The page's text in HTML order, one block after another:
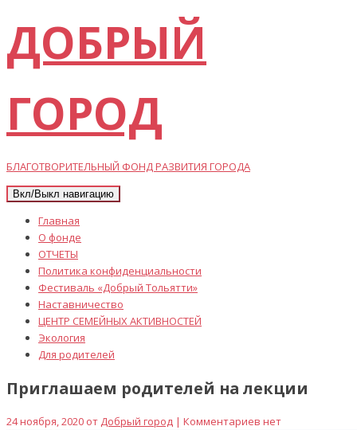
ДОБРЫЙ
ГОРОД
БЛАГОТВОРИТЕЛЬНЫЙ ФОНД РАЗВИТИЯ ГОРОДА
Вкл/Выкл навигацию
Главная
О фонде
ОТЧЕТЫ
Политика конфиденциальности
Фестиваль «Добрый Тольятти»
Наставничество
ЦЕНТР СЕМЕЙНЫХ АКТИВНОСТЕЙ
Экология
Для родителей
Приглашаем родителей на лекции
24 ноября, 2020 от Добрый город | Комментариев нет